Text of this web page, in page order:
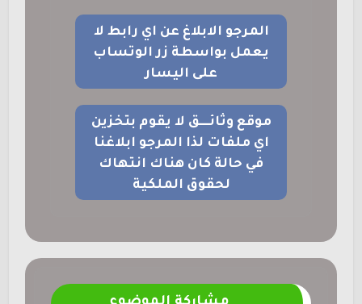
المرجو الابلاغ عن اي رابط لا
يعمل بواسطة زر الوتساب
على اليسار
موقع وثائــــق لا يقوم بتخزين
اي ملفات لذا المرجو ابلاغنا
في حالة كان هناك انتهاك
لحقوق الملكية